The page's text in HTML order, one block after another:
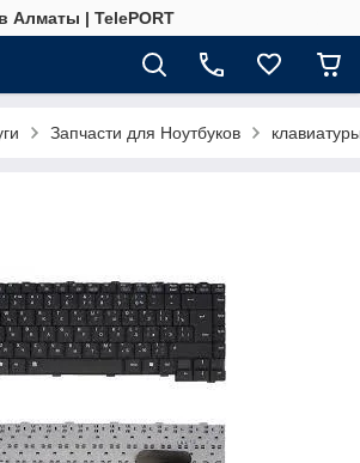
Алматы | TelePORT
Запчасти для Ноутбуков